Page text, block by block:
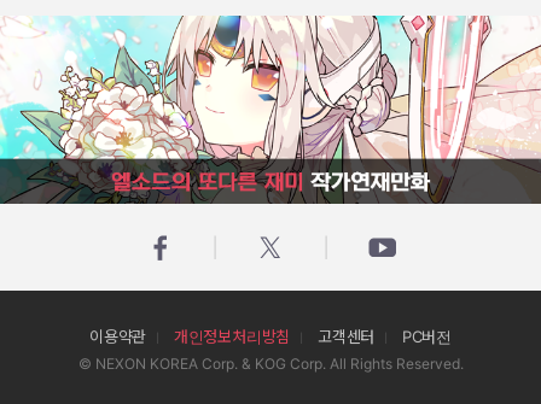
엘소드의 또다른 재미 작가연재만화
이용약관 개인정보처리방침 고객센터 PC버전
© NEXON KOREA Corp. & KOG Corp. All Rights Reserved.